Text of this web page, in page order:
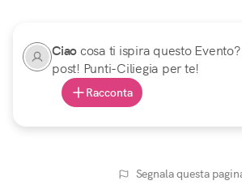
Ciaocosa ti ispira questo
post! Punti-Ciliegia per te!
Racconta
Segnala questa